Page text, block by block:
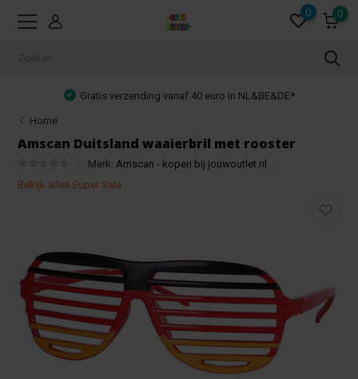
0 0
Gratis verzending vanaf 40 euro in NL&BE&DE*
Home
Amscan Duitsland waaierbril met rooster
Merk: Amscan - kopen bij jouwoutlet.nl
Bekijk alles Super Sale